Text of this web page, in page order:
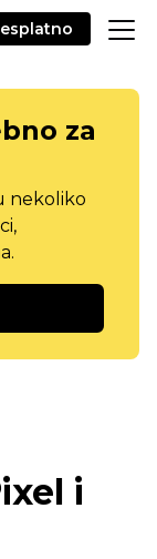
za
nekoliko
i